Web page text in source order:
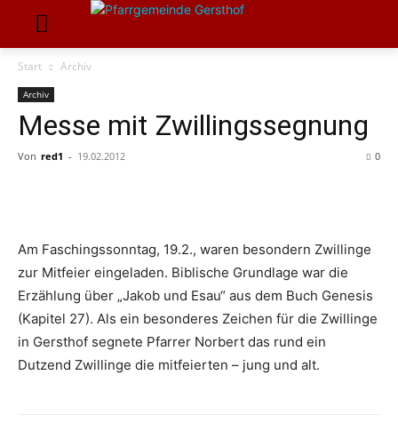
Start Archiv
Archiv
Messe mit Zwillingssegnung
Von red1 - 19.02.2012 0
Am Faschingssonntag, 19.2., waren besondern Zwillinge
zur Mitfeier eingeladen. Biblische Grundlage war die
Erzählung über „Jakob und Esau“ aus dem Buch Genesis
(Kapitel 27). Als ein besonderes Zeichen für die Zwillinge
in Gersthof segnete Pfarrer Norbert das rund ein
Dutzend Zwillinge die mitfeierten – jung und alt.